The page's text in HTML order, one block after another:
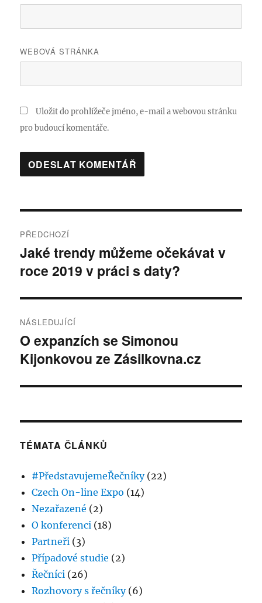
WEBOVÁ STRÁNKA
Uložit do prohlížeče jméno, e-mail a webovou stránku
pro budoucí komentáře.
pro
příspěvek
PŘEDCHOZÍ
Předchozí
příspěvek:
Jaké trendy můžeme očekávat v
roce 2019 v práci s daty?
NÁSLEDUJÍCÍ
Následující
příspěvek:
O expanzích se Simonou
Kijonkovou ze Zásilkovna.cz
TÉMATA ČLÁNKŮ
#PředstavujemeŘečníky(22)
Czech On-line Expo (14)
Nezařazené (2)
O konferenci (18)
Partneři (3)
Případové studie (2)
Řečníci (26)
Rozhovory s řečníky(6)